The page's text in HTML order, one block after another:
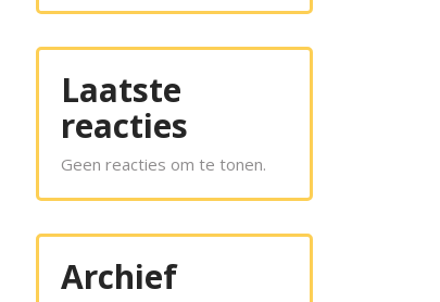
Laatste
reacties
Geen reacties om te tonen.
Archief